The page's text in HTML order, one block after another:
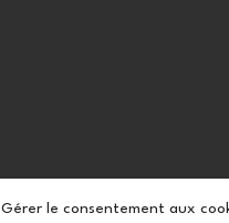
Gérer le consentement aux